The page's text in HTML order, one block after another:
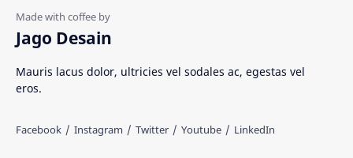
Rumah Adat
Tarian Tradisional
Web freelancer Wisata Indonesia
Jago Desain
Mauris lacus dolor, ultricies vel sodales ac, egestas vel
eros.